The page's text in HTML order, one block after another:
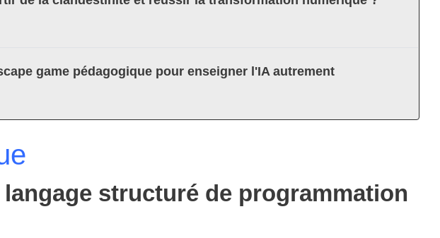
game pédagogique pour enseigner l'IA autrement
structuré de programmation